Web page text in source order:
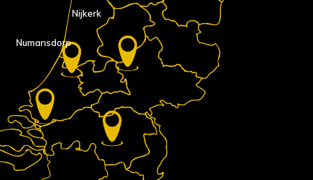
Nijkerk
Numansdorp